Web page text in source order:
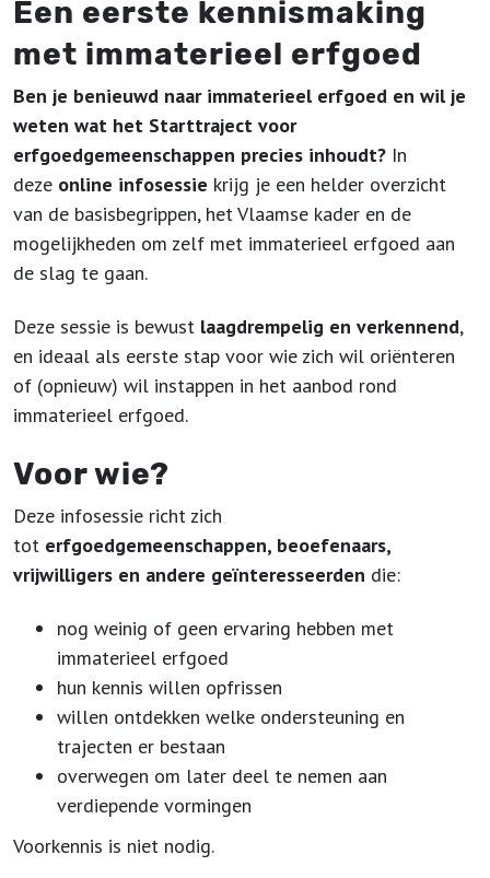
Een eerste kennismaking
met immaterieel erfgoed
Ben je benieuwd naar immaterieel erfgoed en wil je
weten wat het Starttraject voor
erfgoedgemeenschappen precies inhoudt? In
deze online infosessie krijg je een helder overzicht
van de basisbegrippen, het Vlaamse kader en de
mogelijkheden om zelf met immaterieel erfgoed aan
de slag te gaan.
Deze sessie is bewust laagdrempelig en verkennend,
en ideaal als eerste stap voor wie zich wil oriënteren
of (opnieuw) wil instappen in het aanbod rond
immaterieel erfgoed.
Voor wie?
Deze infosessie richt zich
tot erfgoedgemeenschappen, beoefenaars,
vrijwilligers en andere geïnteresseerden die:
nog weinig of geen ervaring hebben met
immaterieel erfgoed
hun kennis willen opfrissen
willen ontdekken welke ondersteuning en
trajecten er bestaan
overwegen om later deel te nemen aan
verdiepende vormingen
Voorkennis is niet nodig.